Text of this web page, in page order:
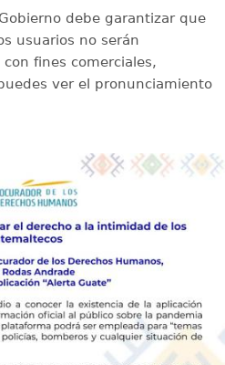
debe garantizar que
usuarios no serán
fines comerciales,
ver el pronunciamiento